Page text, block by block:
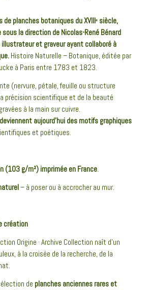
planches botaniques du XVIIIᵉ siècle,
la direction de Nicolas-René Bénard
et graveur ayant collaboré à
Histoire Naturelle – Botanique, éditée par
à Paris entre 1783 et 1823.
(nervure, pétale, feuille ou structure
précision scientifique et de la beauté
à la main sur cuivre.
aujourd’hui des motifs graphiques
et poétiques.
(103 g/m²) imprimée en France.
– à poser ou à accrocher au mur.
création
Origine · Archive Collection naît d’un
à la croisée de la recherche, de la
de planches anciennes rares et